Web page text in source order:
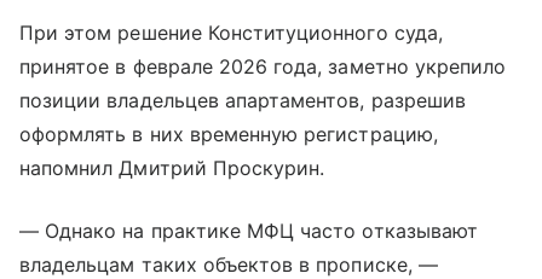
При этом решение Конституционного суда,
принятое в феврале 2026 года, заметно укрепило
позиции владельцев апартаментов, разрешив
оформлять в них временную регистрацию,
напомнил Дмитрий Проскурин.
— Однако на практике МФЦ часто отказывают
владельцам таких объектов в прописке, —